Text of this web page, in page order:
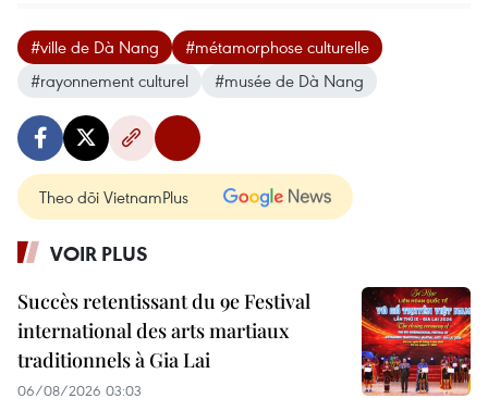
#ville de Dà Nang
#métamorphose culturelle
#rayonnement culturel
#musée de Dà Nang
Theo dõi VietnamPlus
VOIR PLUS
Succès retentissant du 9e Festival
international des arts martiaux
traditionnels à Gia Lai
06/08/2026 03:03